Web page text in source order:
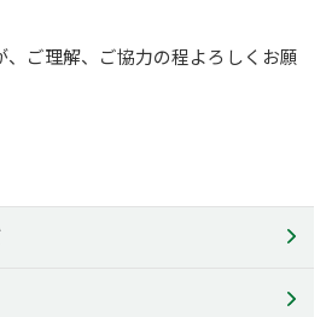
共同事業
、ご理解、ご協力の程よろしくお願